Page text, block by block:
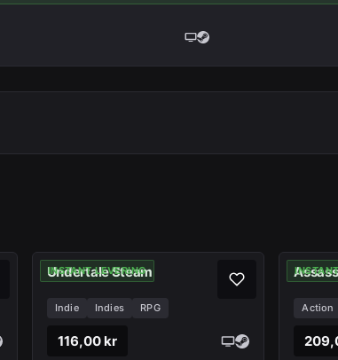
INSTANT LEVERING
Undertale Steam
Indie Indies RPG
116,00 kr
Action